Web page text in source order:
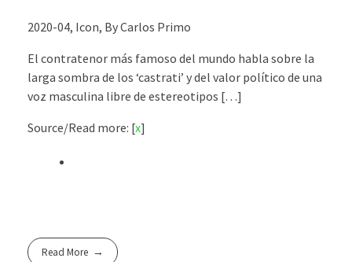
2020-04, Icon, By Carlos Primo
El contratenor más famoso del mundo habla sobre la
larga sombra de los ‘castrati’ y del valor político de una
voz masculina libre de estereotipos […]
Source/Read more: [x]
Read More